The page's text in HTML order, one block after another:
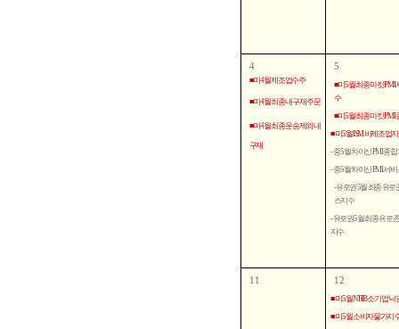
4
■ 미 4월 제조업수주
■ 미 4월 최종 내구재 주문
■ 미 4월 최종 운송제외 내
구재
5
■ 미 5월 최종 마킷 PMI
수
■ 미 5월 최종 마킷 PMI
■ 미 5월 ISM 비제조업
- 중 5월 차이신 PMI 종
- 중 5월 차이신 PMI 서
- 유로권 5월 최종 유로
스지수
- 유로권 5월 최종 유로
지수
11 12
■ 미 5월 NFIB 소기업 낙
■ 미 5월 소비자물가지